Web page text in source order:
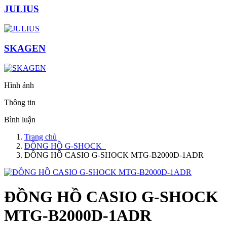
JULIUS
SKAGEN
Hình ảnh
Thông tin
Bình luận
Trang chủ
ĐỒNG HỒ G-SHOCK
ĐỒNG HỒ CASIO G-SHOCK MTG-B2000D-1ADR
ĐỒNG HỒ CASIO G-SHOCK
MTG-B2000D-1ADR